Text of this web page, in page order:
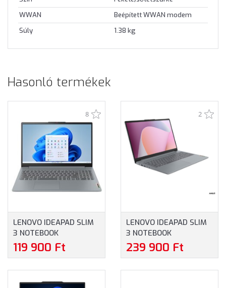
WWAN
Beépített WWAN modem
Súly
1.38 kg
Hasonló termékek
8
LENOVO IDEAPAD SLIM
3 NOTEBOOK
(82XB00F6HV) - 15.6"
FULLHD, INTEL N100,
WINDOWS 11 HOME, 2
119 900 Ft
2
LENOVO IDEAPAD SLIM
3 NOTEBOOK
(82XQ00TVHV) - 15.6"
FULLHD, AMD RYZEN 5-
239 900 Ft